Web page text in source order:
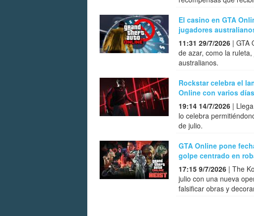
El casino en GTA
jugadores
11:31 29/7/2026 | GTA
de azar, como la
australianos.
Rockstar celebra el
Online con varios
19:14 14/7/2026 |
lo celebra
de julio.
GTA Online pone
golpe centrado en
17:15 9/7/2026 | The
julio con una nueva
falsificar obras y